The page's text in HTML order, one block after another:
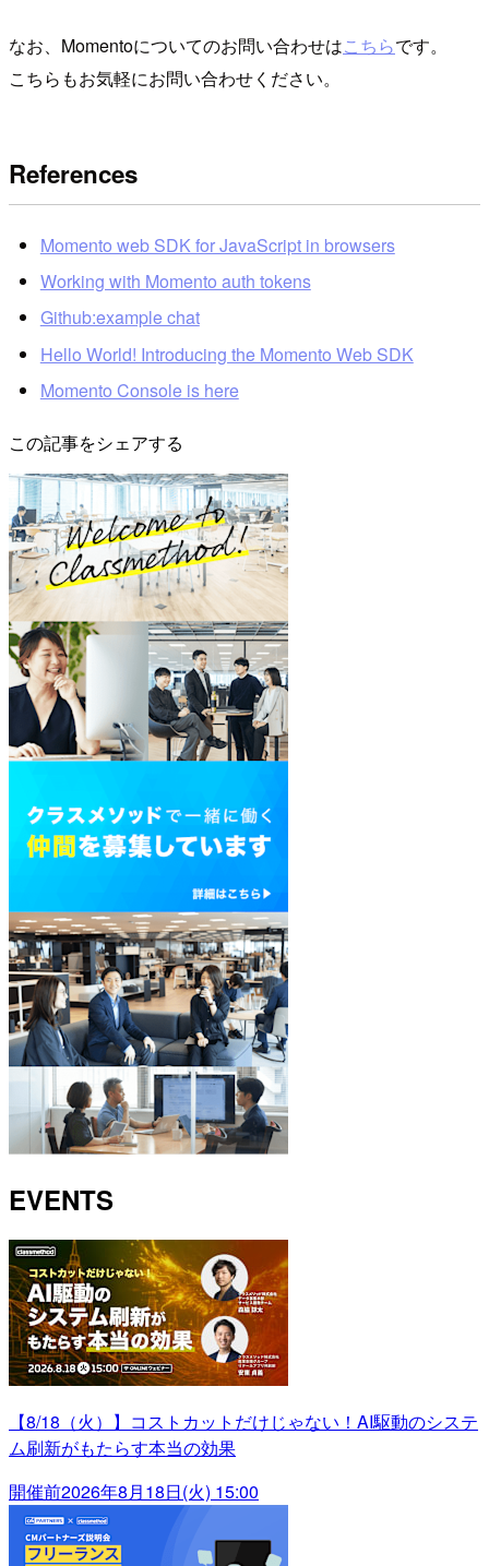
なお、Momentoについてのお問い合わせはこちらです。
こちらもお気軽にお問い合わせください。
References
Momento web SDK for JavaScript in browsers
Working with Momento auth tokens
Github:example chat
Hello World! Introducing the Momento Web SDK
Momento Console is here
この記事をシェアする
EVENTS
【8/18（火）】コストカットだけじゃない！AI駆動のシステ
ム刷新がもたらす本当の効果
開催前2026年8月18日(火) 15:00